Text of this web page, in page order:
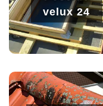
velux 24